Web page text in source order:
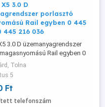
3.0 D
porlasztó
Rail egyben 0 445
445 216 036
3.0 D üzemanyagrendszer
Rail egyben 0
0 445 216 036 kompletten
Tolna
5
Ft
telefonszám